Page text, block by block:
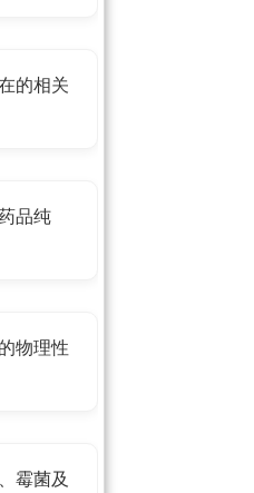
的相关
品纯
物理性
霉菌及